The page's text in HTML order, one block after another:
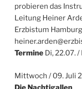
probieren das
Leitung Heiner
Erzbistum
Termine Di, 22.07.
Mittwoch / 09. Juli